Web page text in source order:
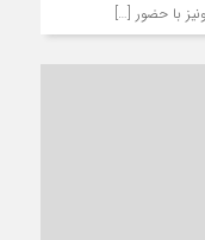
با حضور […]